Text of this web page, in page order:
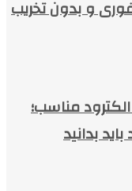
و بدون تخریب
مناسب؛
بدانید